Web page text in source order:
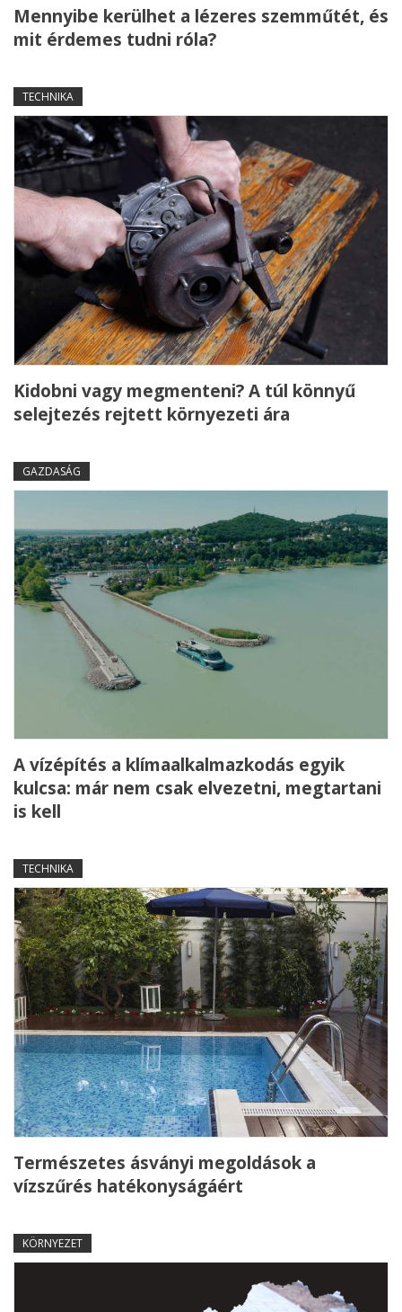
Mennyibe kerülhet a lézeres szemműtét, és
mit érdemes tudni róla?
TECHNIKA
Kidobni vagy megmenteni? A túl könnyű
selejtezés rejtett környezeti ára
GAZDASÁG
A vízépítés a klímaalkalmazkodás egyik
kulcsa: már nem csak elvezetni, megtartani
is kell
TECHNIKA
Természetes ásványi megoldások a
vízszűrés hatékonyságáért
KÖRNYEZET